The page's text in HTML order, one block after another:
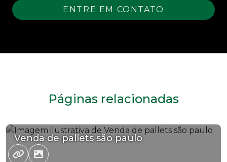
ENTRE EM CONTATO
Páginas relacionadas
Venda de pallets são paulo